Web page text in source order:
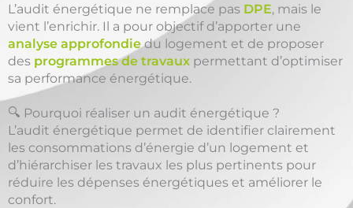
L’audit énergétique ne remplace pas DPE, mais le
vient l’enrichir. Il a pour objectif d’apporter une
analyse approfondiedu logement et de proposer
des programmes de travaux permettant d’optimiser
sa performance énergétique.
🔍 Pourquoi réaliser un audit énergétique ?
L’audit énergétique permet de identifier clairement
les consommations d’énergie d’un logement et
d’hiérarchiser les travaux les plus pertinents pour
réduire les dépenses énergétiques et améliorer le
confort.